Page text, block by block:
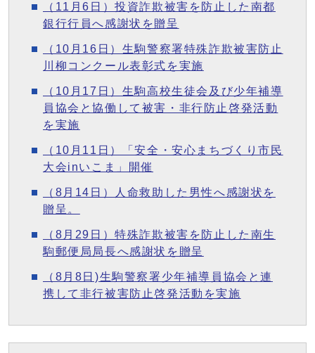
（11月6日）投資詐欺被害を防止した南都
銀行行員へ感謝状を贈呈
（10月16日）生駒警察署特殊詐欺被害防止
川柳コンクール表彰式を実施
（10月17日）生駒高校生徒会及び少年補導
員協会と協働して被害・非行防止啓発活動
を実施
（10月11日）「安全・安心まちづくり市民
大会inいこま」開催
（8月14日）人命救助した男性へ感謝状を
贈呈。
（8月29日）特殊詐欺被害を防止した南生
駒郵便局局長へ感謝状を贈呈
（8月8日)生駒警察署少年補導員協会と連
携して非行被害防止啓発活動を実施